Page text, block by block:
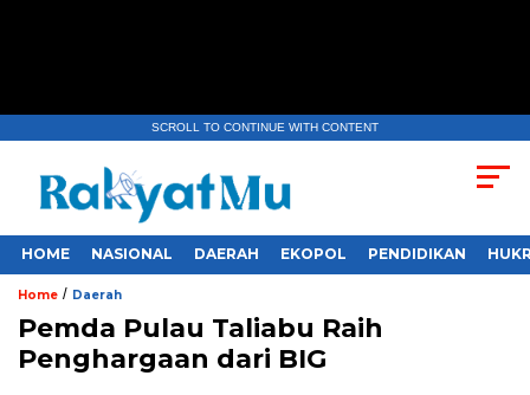
SCROLL TO CONTINUE WITH CONTENT
HOME NASIONAL DAERAH EKOPOL PENDIDIKAN
Home / Daerah
Pemda Pulau Taliabu Raih
Penghargaan dari BIG